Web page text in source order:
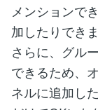
メンションで
加したりできま
さらに、グル
できるため、
ネルに追加し